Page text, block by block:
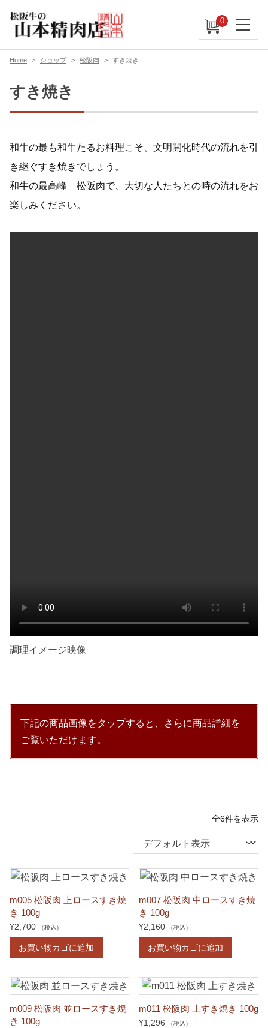
0
Home ショップ 松阪肉 すき焼き
すき焼き
和牛の最も和牛たるお料理こそ、文明開化時代の流れを引
き継ぐすき焼きでしょう。
和牛の最高峰 松阪肉で、大切な人たちとの時の流れをお
楽しみください。
調理イメージ映像
下記の商品画像をタップすると、さらに商品詳細を
ご覧いただけます。
全6件を表示
m005 松阪肉 上ロースすき焼
き 100g
¥2,700 （税込）
お買い物カゴに追加
m007 松阪肉 中ロースすき焼
き 100g
¥2,160 （税込）
お買い物カゴに追加
m009 松阪肉 並ロースすき焼
き 100g
m011 松阪肉 上すき焼き 100g
¥1,296 （税込）